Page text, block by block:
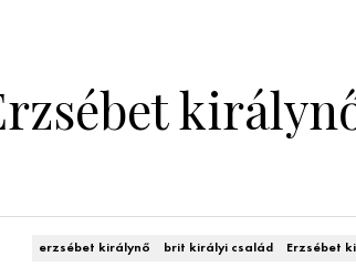
erzsébet királynő brit királyi család Erzsébet